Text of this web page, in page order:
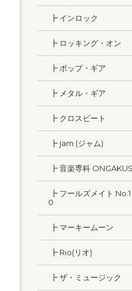
┣ インロック
┣ ロッキング・オン
┣ ポップ・ギア
┣ メタル・ギア
┣ クロスビート
┣ jam (ジャム)
┣ 音楽専科
┣ フールズメイト
0
┣ マーキームーン
┣ Rio(リオ)
┣ ザ・ミュージック